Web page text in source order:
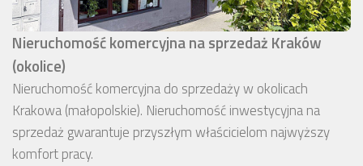
Nieruchomość komercyjna na sprzedaż Kraków
(okolice)
Nieruchomość komercyjna do sprzedaży w okolicach
Krakowa (małopolskie). Nieruchomość inwestycyjna na
sprzedaż gwarantuje przyszłym właścicielom najwyższy
komfort pracy.